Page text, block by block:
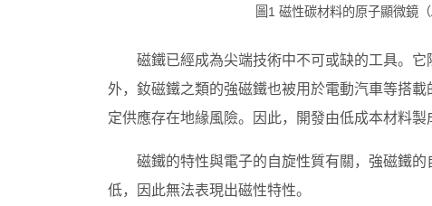
圖1 磁性碳材料的原子顯微鏡
磁鐵已經成為尖端技術中不可或缺的工具。
外，釹磁鐵之類的強磁鐵也被用於電動汽車等搭
定供應存在地緣風險。因此，開發由低成本材料製
磁鐵的特性與電子的自旋性質有關，強磁鐵
低，因此無法表現出磁性特性。